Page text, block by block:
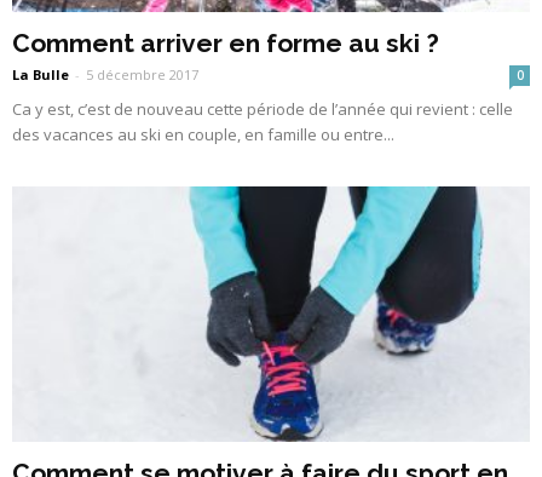
Comment arriver en forme au ski ?
La Bulle - 5 décembre 2017 0
Ca y est, c’est de nouveau cette période de l’année qui revient : celle
des vacances au ski en couple, en famille ou entre...